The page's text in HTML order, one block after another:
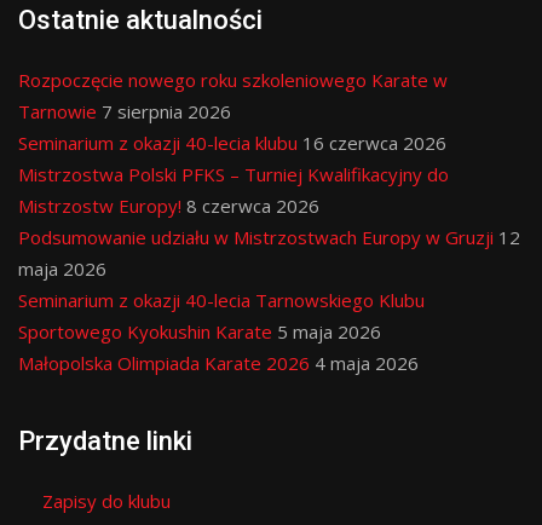
Ostatnie aktualności
Rozpoczęcie nowego roku szkoleniowego Karate w
Tarnowie 7 sierpnia 2026
Seminarium z okazji 40-lecia klubu 16 czerwca 2026
Mistrzostwa Polski PFKS – Turniej Kwalifikacyjny do
Mistrzostw Europy! 8 czerwca 2026
Podsumowanie udziału w Mistrzostwach Europy w Gruzji 12
maja 2026
Seminarium z okazji 40-lecia Tarnowskiego Klubu
Sportowego Kyokushin Karate 5 maja 2026
Małopolska Olimpiada Karate 2026 4 maja 2026
Przydatne linki
Zapisy do klubu